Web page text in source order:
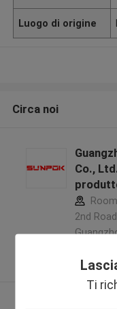
Ti
Luogo di origine
Circa noi
Co.,
2nd